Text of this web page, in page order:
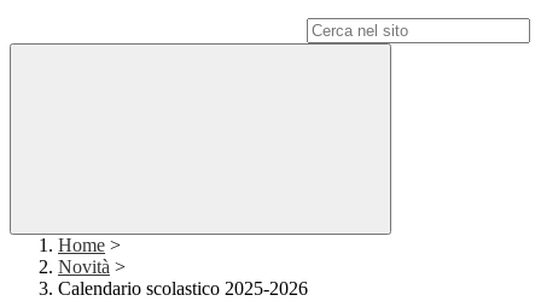
Home >
Novità >
Calendario scolastico 2025-2026